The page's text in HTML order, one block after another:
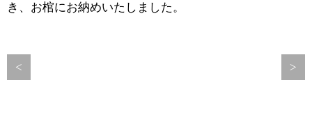
き、お棺にお納めいたしました。
< >